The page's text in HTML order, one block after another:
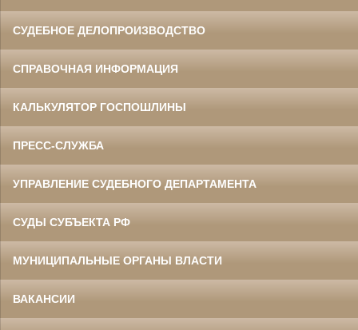
СУДЕБНОЕ ДЕЛОПРОИЗВОДСТВО
СПРАВОЧНАЯ ИНФОРМАЦИЯ
КАЛЬКУЛЯТОР ГОСПОШЛИНЫ
ПРЕСС-СЛУЖБА
УПРАВЛЕНИЕ СУДЕБНОГО ДЕПАРТАМЕНТА
СУДЫ СУБЪЕКТА РФ
МУНИЦИПАЛЬНЫЕ ОРГАНЫ ВЛАСТИ
ВАКАНСИИ